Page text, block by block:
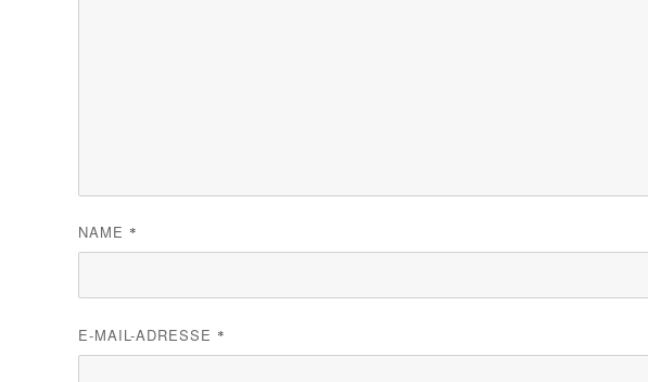
NAME *
E-MAIL-ADRESSE *